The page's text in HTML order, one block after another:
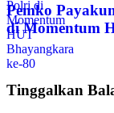
Pemko
di Momentum
Tinggalkan